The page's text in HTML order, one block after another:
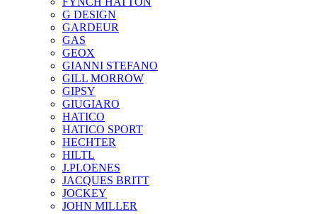
G DESIGN
GARDEUR
GAS
GEOX
GIANNI STEFANO
GILL MORROW
GIPSY
GIUGIARO
HATICO
HATICO SPORT
HECHTER
HILTL
J.PLOENES
JAСQUES BRITT
JOCKEY
JOHN MILLER